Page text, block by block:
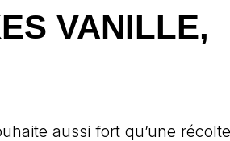
VANILLE,
aussi fort qu’une